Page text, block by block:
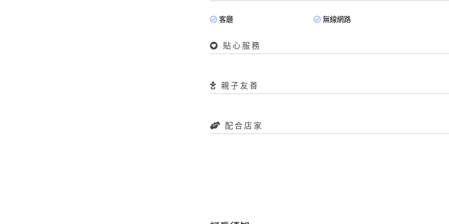
客廳 無線網路
貼心服務
親子友善
配合店家